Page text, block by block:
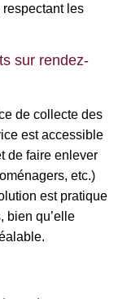
les
sur rendez-
de collecte des
est accessible
de faire enlever
etc.)
est pratique
bien qu’elle